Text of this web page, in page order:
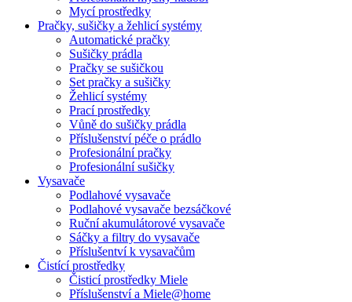
Mycí prostředky
Pračky, sušičky a žehlicí systémy
Automatické pračky
Sušičky prádla
Pračky se sušičkou
Set pračky a sušičky
Žehlicí systémy
Prací prostředky
Vůně do sušičky prádla
Příslušenství péče o prádlo
Profesionální pračky
Profesionální sušičky
Vysavače
Podlahové vysavače
Podlahové vysavače bezsáčkové
Ruční akumulátorové vysavače
Sáčky a filtry do vysavače
Příslušentví k vysavačům
Čistící prostředky
Čisticí prostředky Miele
Příslušenství a Miele@home